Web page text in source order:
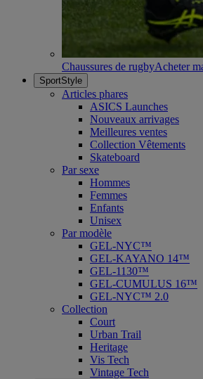
Chaussures de rugbyAcheter
SportStyle
Articles phares
ASICS Launches
Nouveaux arrivages
Meilleures ventes
Collection Vêtements
Skateboard
Par sexe
Hommes
Femmes
Enfants
Unisex
Par modèle
GEL-NYC™
GEL-KAYANO 14™
GEL-1130™
GEL-CUMULUS 16™
GEL-NYC™ 2.0
Collection
Court
Urban Trail
Heritage
Vis Tech
Vintage Tech